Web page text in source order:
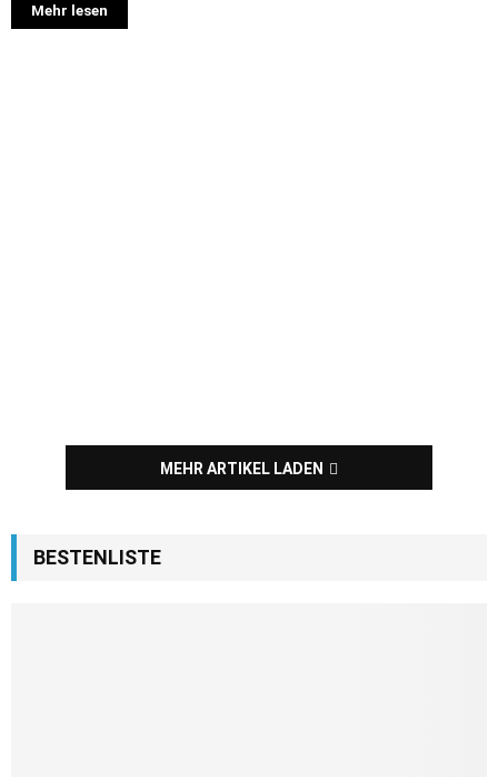
Mehr lesen
MEHR ARTIKEL LADEN
BESTENLISTE